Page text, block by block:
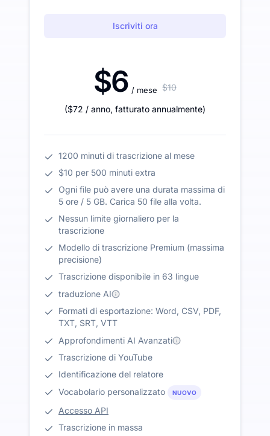
Iscriviti ora
$6 / mese $10
($72 / anno, fatturato annualmente)
1200 minuti di trascrizione al mese
$10 per 500 minuti extra
Ogni file può avere una durata massima di
5 ore / 5 GB. Carica 50 file alla volta.
Nessun limite giornaliero per la
trascrizione
Modello di trascrizione Premium (massima
precisione)
Trascrizione disponibile in 63 lingue
traduzione AI
Formati di esportazione: Word, CSV, PDF,
TXT, SRT, VTT
Approfondimenti AI Avanzati
Trascrizione di YouTube
Identificazione del relatore
Vocabolario personalizzato
NUOVO
Accesso API
Trascrizione in massa